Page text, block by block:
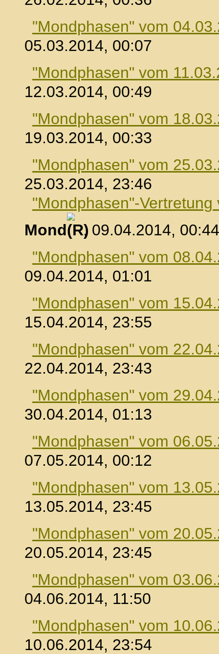
"Mondphasen" vom
05.03.2014, 00:07
"Mondphasen" vom
12.03.2014, 00:49
"Mondphasen" vom
19.03.2014, 00:33
"Mondphasen" vom
25.03.2014, 23:46
"Mondphasen"-
Mond
, 09.04.2014, 00:44
"Mondphasen" vom
09.04.2014, 01:01
"Mondphasen" vom
15.04.2014, 23:55
"Mondphasen" vom
22.04.2014, 23:43
"Mondphasen" vom
30.04.2014, 01:13
"Mondphasen" vom
07.05.2014, 00:12
"Mondphasen" vom
13.05.2014, 23:45
"Mondphasen" vom
20.05.2014, 23:45
"Mondphasen" vom
04.06.2014, 11:50
"Mondphasen" vom
10.06.2014, 23:54